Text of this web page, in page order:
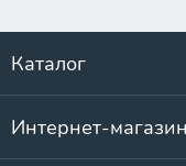
Каталог
Интернет-магазин